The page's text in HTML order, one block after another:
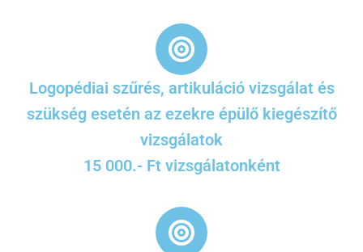
Logopédiai szűrés, artikuláció vizsgálat és
szükség esetén az ezekre épülő kiegészítő
vizsgálatok
15 000.- Ft vizsgálatonként